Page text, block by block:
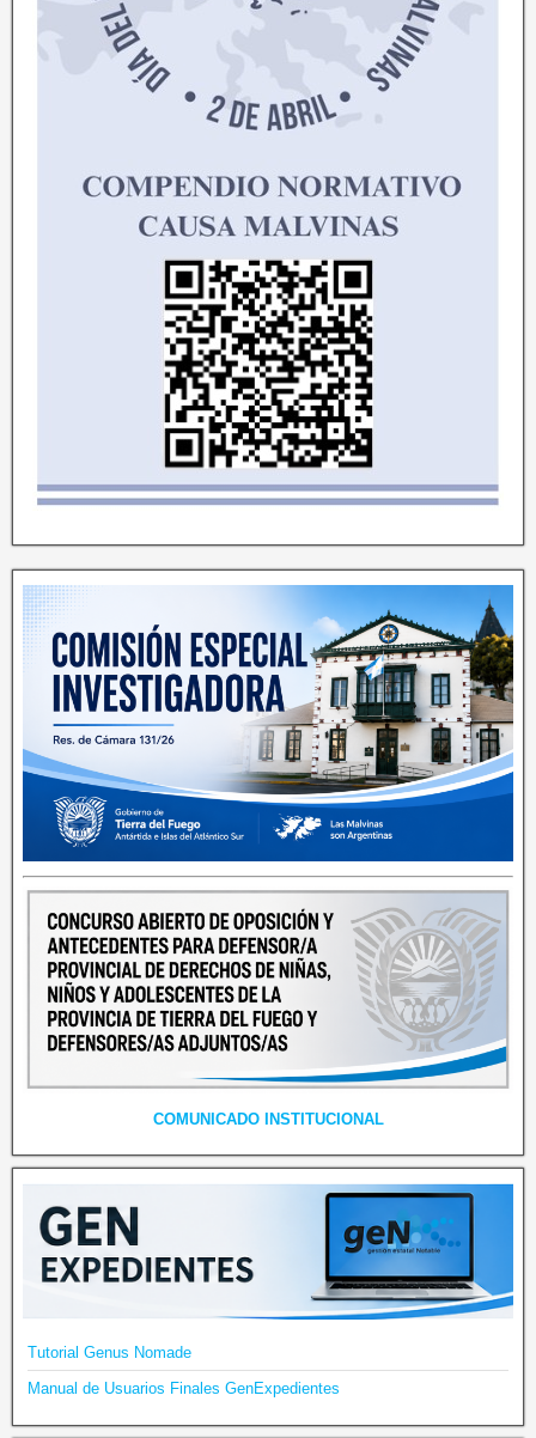
COMUNICADO INSTITUCIONAL
Tutorial Genus Nomade
Manual de Usuarios Finales GenExpedientes